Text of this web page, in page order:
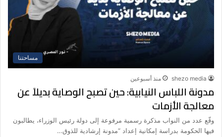
مساحتنا
shezo media منذ أسبوعين
مدونة اللباس النيابية: حين تصبح الوصاية بديلاً عن
معالجة الأزمات
وقّع عدد من النواب مذكرة رسمية مرفوعة إلى دولة رئيس الوزراء، يطالبون
فيها الحكومة بدراسة إمكانية إعداد “مدونة إرشادية للذوق…